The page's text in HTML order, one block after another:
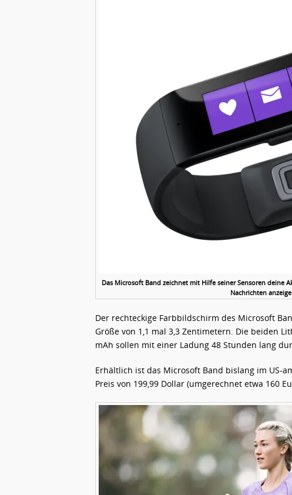
Das Microsoft Band zeichnet mit Hilfe seiner Sensoren deine
Nachrichten
Der rechteckige Farbbildschirm des Microsoft
Größe von 1,1 mal 3,3 Zentimetern. Die beiden
mAh sollen mit einer Ladung 48 Stunden lang
Erhältlich ist das Microsoft Band bislang im US-
Preis von 199,99 Dollar (umgerechnet etwa 160